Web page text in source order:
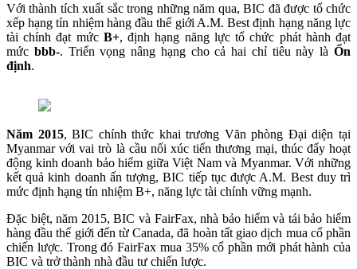
Với thành tích xuất sắc trong những năm qua, BIC đã được tổ chức
xếp hạng tín nhiệm hàng đầu thế giới A.M. Best định hạng năng lực
tài chính đạt mức B+, định hạng năng lực tổ chức phát hành đạt
mức bbb-. Triển vọng nâng hạng cho cả hai chỉ tiêu này làỔn
định.
Năm 2015, BIC chính thức khai trương Văn phòng Đại diện tại
Myanmar với vai trò là cầu nối xúc tiến thương mại, thúc đẩy hoạt
động kinh doanh bảo hiểm giữa Việt Nam và Myanmar. Với những
kết quả kinh doanh ấn tượng, BIC tiếp tục được A.M. Best duy trì
mức định hạng tín nhiệm B+, năng lực tài chính vững mạnh.
Đặc biệt, năm 2015, BIC và FairFax, nhà bảo hiểm và tái bảo hiểm
hàng đầu thế giới đến từ Canada, đã hoàn tất giao dịch mua cổ phần
chiến lược. Trong đó FairFax mua 35% cổ phần mới phát hành của
BIC và trở thành nhà đầu tư chiến lược.